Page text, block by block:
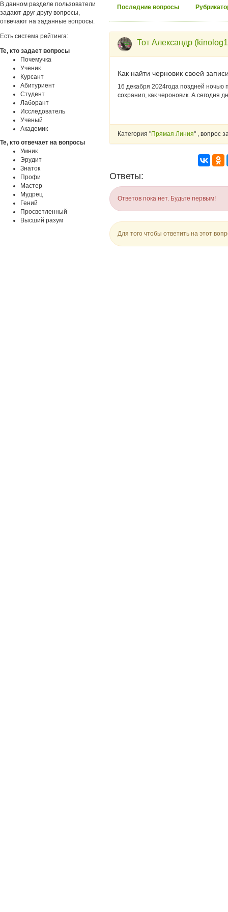
В данном разделе пользователи
задают друг другу вопросы,
отвечают на заданные вопросы.
Есть система рейтинга:
Те, кто задает вопросы
Почемучка
Ученик
Курсант
Абитуриент
Студент
Лаборант
Исследователь
Ученый
Академик
Те, кто отвечает на вопросы
Умник
Эрудит
Знаток
Профи
Мастер
Мудрец
Гений
Просветленный
Высший разум
Последние вопросы
Тот Александр
Как найти черновик своей
16 декабря 2024года поздней ночью
сохранил, как чероновик. А сегодня
Категория "Прямая Линия" , вопрос
Ответы:
Ответов пока нет. Будьте первым!
Для того чтобы ответить на этот